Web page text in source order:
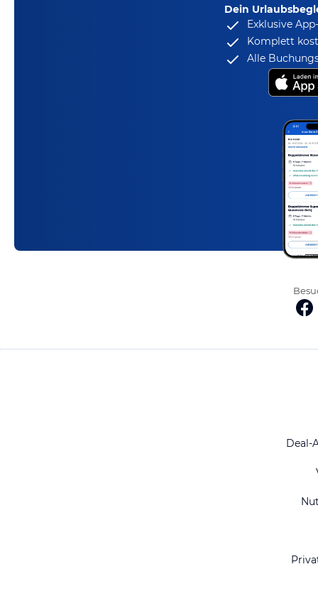
Dein
Exklusive
Komplett
Alle
Deal-